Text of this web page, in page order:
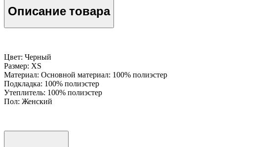
Описание товара
Цвет: Черный
Размер: XS
Материал: Основной материал: 100% полиэстер
Подкладка: 100% полиэстер
Утеплитель: 100% полиэстер
Пол: Женский